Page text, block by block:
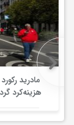
مادرید